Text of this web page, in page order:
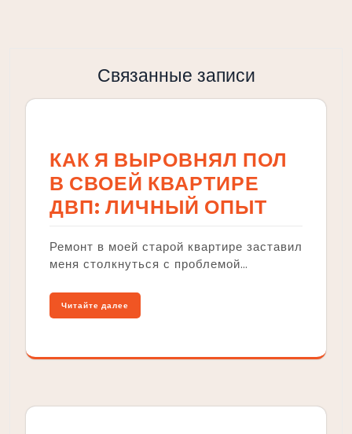
Связанные записи
КАК Я ВЫРОВНЯЛ ПОЛ
В СВОЕЙ КВАРТИРЕ
ДВП: ЛИЧНЫЙ ОПЫТ
Ремонт в моей старой квартире заставил
меня столкнуться с проблемой…
Читайте далее